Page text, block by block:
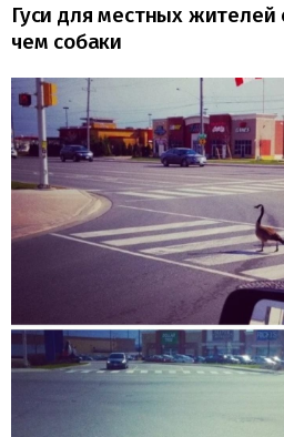
Гуси для местных
чем собаки